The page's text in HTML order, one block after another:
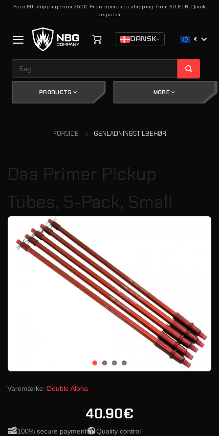
FortsætFree EU shipping from 250€. Free domestic shipping from 60 EUR. Quick
dispatch.
DANSK €
efter:
PRODUCTS MORE
FORSIDE GENLADNINGSTILBEHØR
Daa Primer Pickup
Tubes, 5-Pack, Small
Varemærke: Double Alpha
40.90€
100% secure payment Quality control